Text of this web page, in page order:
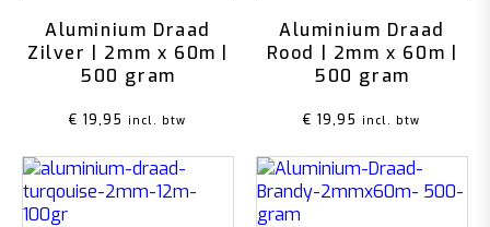
Aluminium Draad
Zilver | 2mm x 60m |
500 gram
€ 19,95 incl. btw
Aluminium Draad
Rood | 2mm x 60m |
500 gram
€ 19,95 incl. btw